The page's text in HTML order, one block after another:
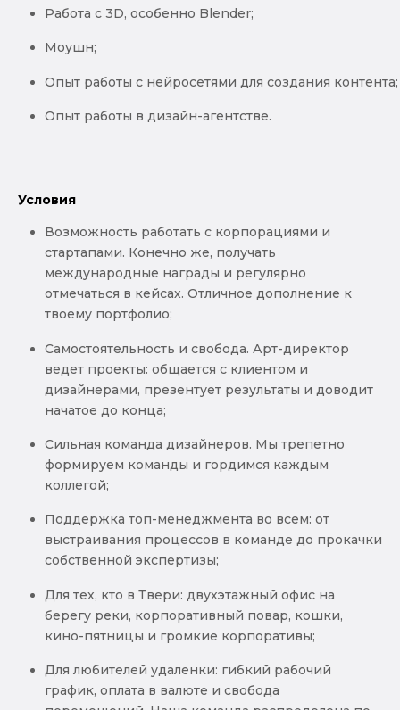
Работа с 3D, особенно Blender;
Моушн;
Опыт работы с нейросетями для создания контента;
Опыт работы в дизайн-агентстве.
Условия
Возможность работать с корпорациями и
стартапами. Конечно же, получать
международные награды и регулярно
отмечаться в кейсах. Отличное дополнение к
твоему портфолио;
Самостоятельность и свобода. Арт-директор
ведет проекты: общается с клиентом и
дизайнерами, презентует результаты и доводит
начатое до конца;
Сильная команда дизайнеров. Мы трепетно
формируем команды и гордимся каждым
коллегой;
Поддержка топ-менеджмента во всем: от
выстраивания процессов в команде до прокачки
собственной экспертизы;
Для тех, кто в Твери: двухэтажный офис на
берегу реки, корпоративный повар, кошки,
кино-пятницы и громкие корпоративы;
Для любителей удаленки: гибкий рабочий
график, оплата в валюте и свобода